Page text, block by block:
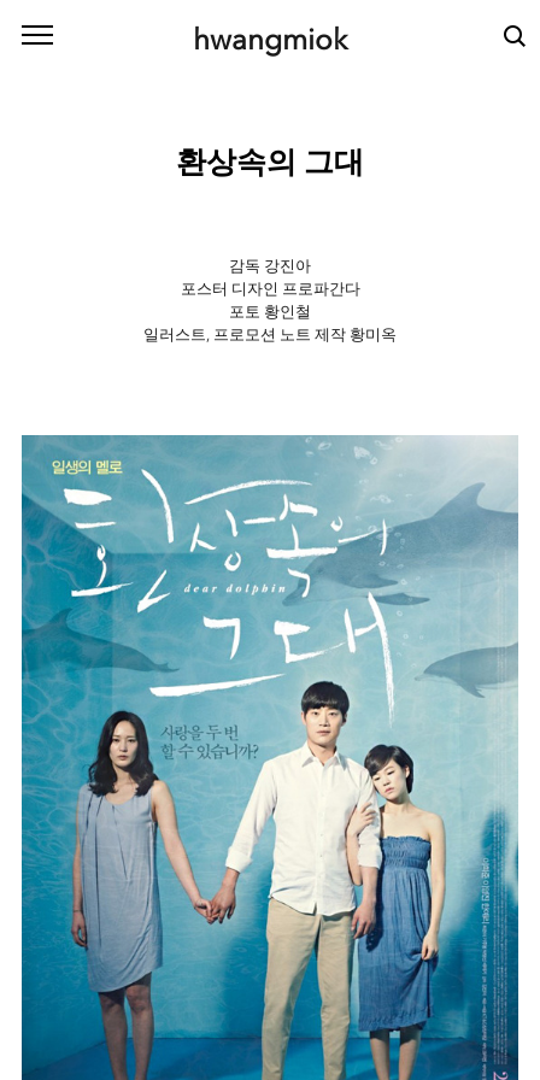
hwangmiok
환상속의 그대
감독 강진아
포스터 디자인 프로파간다
포토 황인철
일러스트, 프로모션 노트 제작 황미옥